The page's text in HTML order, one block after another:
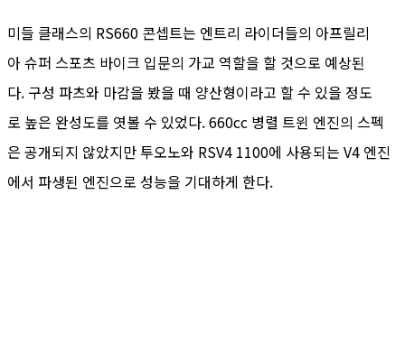
미들 클래스의 RS660 콘셉트는 엔트리 라이더들의 아프릴리
아 슈퍼 스포츠 바이크 입문의 가교 역할을 할 것으로 예상된
다. 구성 파츠와 마감을 봤을 때 양산형이라고 할 수 있을 정도
로 높은 완성도를 엿볼 수 있었다. 660cc 병렬 트윈 엔진의 스펙
은 공개되지 않았지만 투오노와 RSV4 1100에 사용되는 V4 엔진
에서 파생된 엔진으로 성능을 기대하게 한다.